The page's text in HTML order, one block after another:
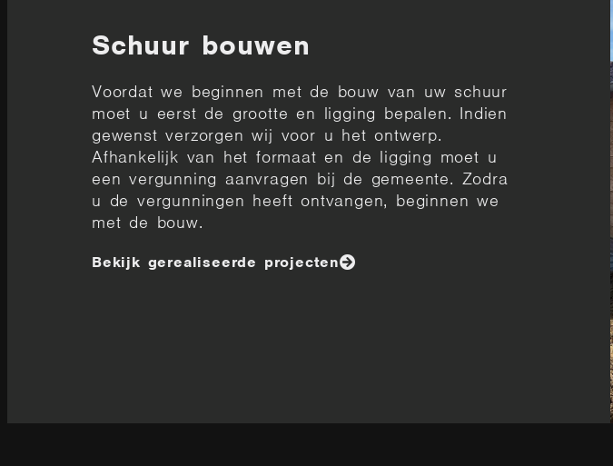
Schuur bouwen
Voordat we beginnen met de bouw van uw schuur
moet u eerst de grootte en ligging bepalen. Indien
gewenst verzorgen wij voor u het ontwerp.
Afhankelijk van het formaat en de ligging moet u
een vergunning aanvragen bij de gemeente. Zodra
u de vergunningen heeft ontvangen, beginnen we
met de bouw.
Bekijk gerealiseerde projecten